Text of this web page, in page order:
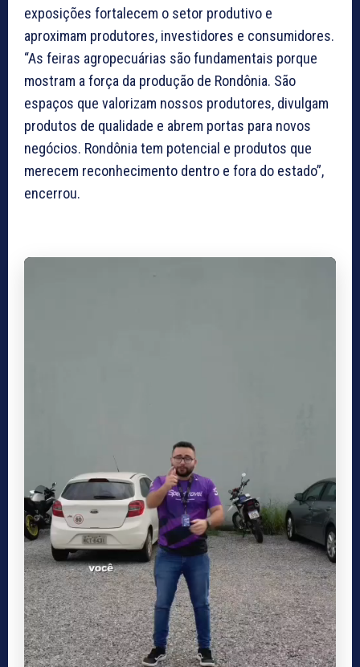
exposições fortalecem o setor produtivo e
aproximam produtores, investidores e consumidores.
“As feiras agropecuárias são fundamentais porque
mostram a força da produção de Rondônia. São
espaços que valorizam nossos produtores, divulgam
produtos de qualidade e abrem portas para novos
negócios. Rondônia tem potencial e produtos que
merecem reconhecimento dentro e fora do estado”,
encerrou.